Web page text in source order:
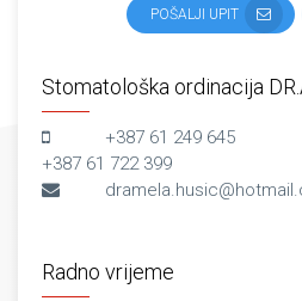
POŠALJI UPIT
Stomatološka ordinacija
+387 61 249 645
+387 61 722 399
Radno vrijeme